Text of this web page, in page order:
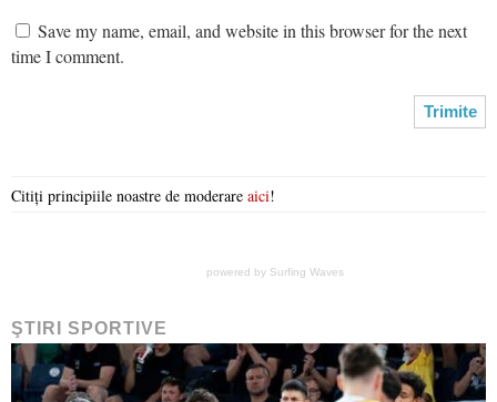
Save my name, email, and website in this browser for the next
time I comment.
Citiți principiile noastre de moderare aici!
powered by Surfing Waves
ŞTIRI SPORTIVE